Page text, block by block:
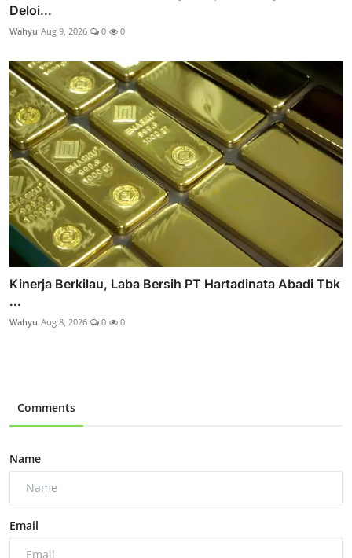
Deloi...
Wahyu Aug 9, 2026 0 0
Kinerja Berkilau, Laba Bersih PT Hartadinata Abadi Tbk
...
Wahyu Aug 8, 2026 0 0
Comments
Name
Email